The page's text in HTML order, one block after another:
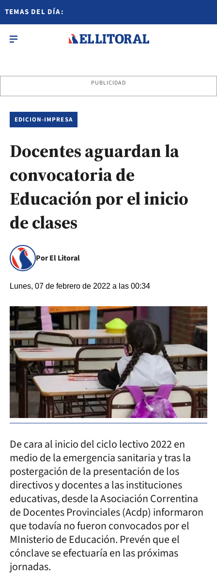
TEMAS DEL DÍA:
PUBLICIDAD
EDICION-IMPRESA
Docentes aguardan la
convocatoria de
Educación por el inicio
de clases
Por El Litoral
Lunes, 07 de febrero de 2022 a las 00:34
De cara al inicio del ciclo lectivo 2022 en
medio de la emergencia sanitaria y tras la
postergación de la presentación de los
directivos y docentes a las instituciones
educativas, desde la Asociación Correntina
de Docentes Provinciales (Acdp) informaron
que todavía no fueron convocados por el
MInisterio de Educación. Prevén que el
cónclave se efectuaría en las próximas
jornadas.